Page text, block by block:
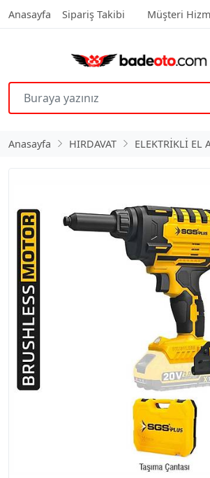
Anasayfa Sipariş Takibi Müşteri
Anasayfa HIRDAVAT ELEKTRİKLİ EL